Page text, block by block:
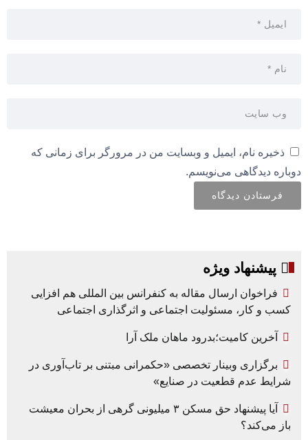
ذخیره نام، ایمیل و وبسایت من در مرورگر برای زمانی که
دوباره دیدگاهی می‌نویسم.
پیشنهاد ویژه
فراخوان ارسال مقاله به کنفرانس بین المللی هم افزایی
کسب و کار، مسئولیت اجتماعی و اثرگذاری اجتماعی
آخرین کامیت؛بدرود ماهان ملک آرا
برگزاری وبینار تخصصی «حکمرانی مبتنی بر تاب‌آوری در
شرایط عدم قطعیت در صنایع»
آیا پیشنهاد حق مسکن ۳ میلیونی گرهی از بحران معیشت
باز می‌کند؟